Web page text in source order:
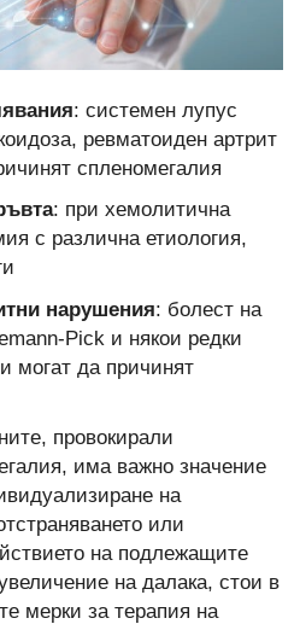
: системен лупус
ревматоиден артрит
спленомегалия
: при хемолитична
с различна етиология,
нарушения: болест на
Pick и някои редки
могат да причинят
провокирали
има важно значение
на
или
на подлежащите
на далака, стои в
мерки за терапия на